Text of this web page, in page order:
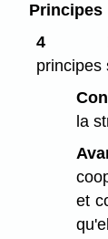
Principes
4
principes
la
et